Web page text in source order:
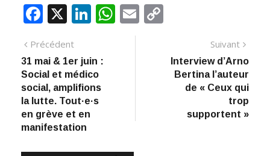
F
e
b
o
o
k
X Li
k
e
dI
n
W E
p
y
Navigation
de
l’article
PrécédentArticle
précédent
31 mai & 1er juin :
Social et médico
social, amplifions
la lutte. Tout·e·s
en grève et en
manifestation
Suivant
Interview d’Arno
Bertina l’auteur
de « Ceux qui
trop
supportent »